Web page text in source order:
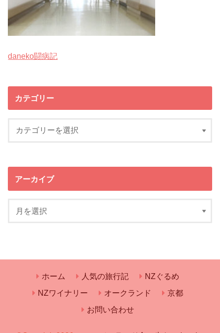
daneko闘病記
カテゴリー
アーカイブ
ホーム 人気の旅行記
NZぐるめ
NZワイナリー
オークランド
京都
お問い合わせ